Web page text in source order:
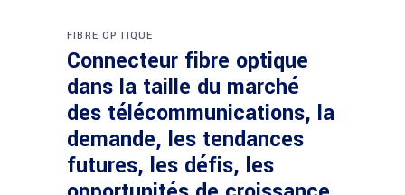
FIBRE OPTIQUE
Connecteur fibre optique
dans la taille du marché
des télécommunications, la
demande, les tendances
futures, les défis, les